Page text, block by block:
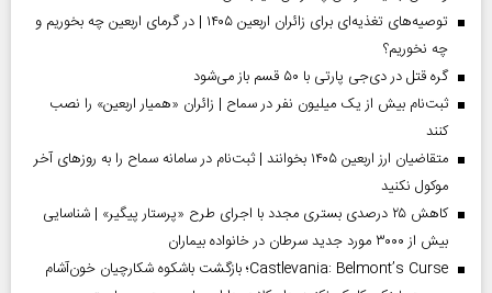
توصیه‌های تغذیه‌ای برای زائران اربعین ۱۴۰۵ | در گرمای اربعین چه بخوریم و
چه نخوریم؟
گره قتل در دی‌جی پارتی با ۵۰ قسم باز می‌شود
ثبت‌نام بیش از یک میلیون نفر در سماح | زائران «همیار اربعین» را نصب
کنند
متقاضیان ارز اربعین ۱۴۰۵ بخوانند | ثبت‌نام در سامانه سماح را به روز‌های آخر
موکول نکنید
کاهش ۲۵ درصدی بستری مجدد با اجرای طرح «پرستار پیگیر» | شناسایی
بیش از ۳۰۰۰ مورد جدید سرطان در خانواده بیماران
Castlevania: Belmont’s Curse؛ بازگشت باشکوه شکارچیان خون‌آشام